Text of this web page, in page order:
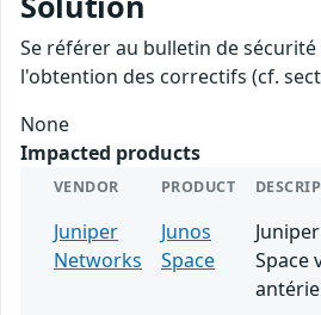
Se référer au bulletin de
l'obtention des correctifs (cf.
None
Impacted products
VENDOR PRODUCT
Juniper
Networks
Junos
Space
Space